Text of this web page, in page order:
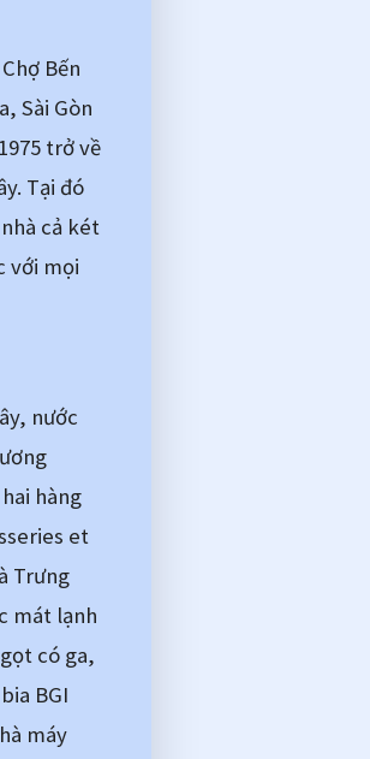
Bến
Sài Gòn
trở về
Tại đó
cả két
với mọi
nước
hàng
et
Trưng
mát lạnh
có ga,
BGI
máy